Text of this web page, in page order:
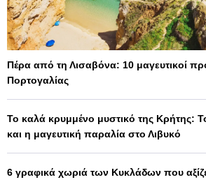
Πέρα από τη Λισαβόνα: 10 μαγευτικοί
Πορτογαλίας
Το καλά κρυμμένο μυστικό της Κρήτης:
και η μαγευτική παραλία στο Λιβυκό
6 γραφικά χωριά των Κυκλάδων που